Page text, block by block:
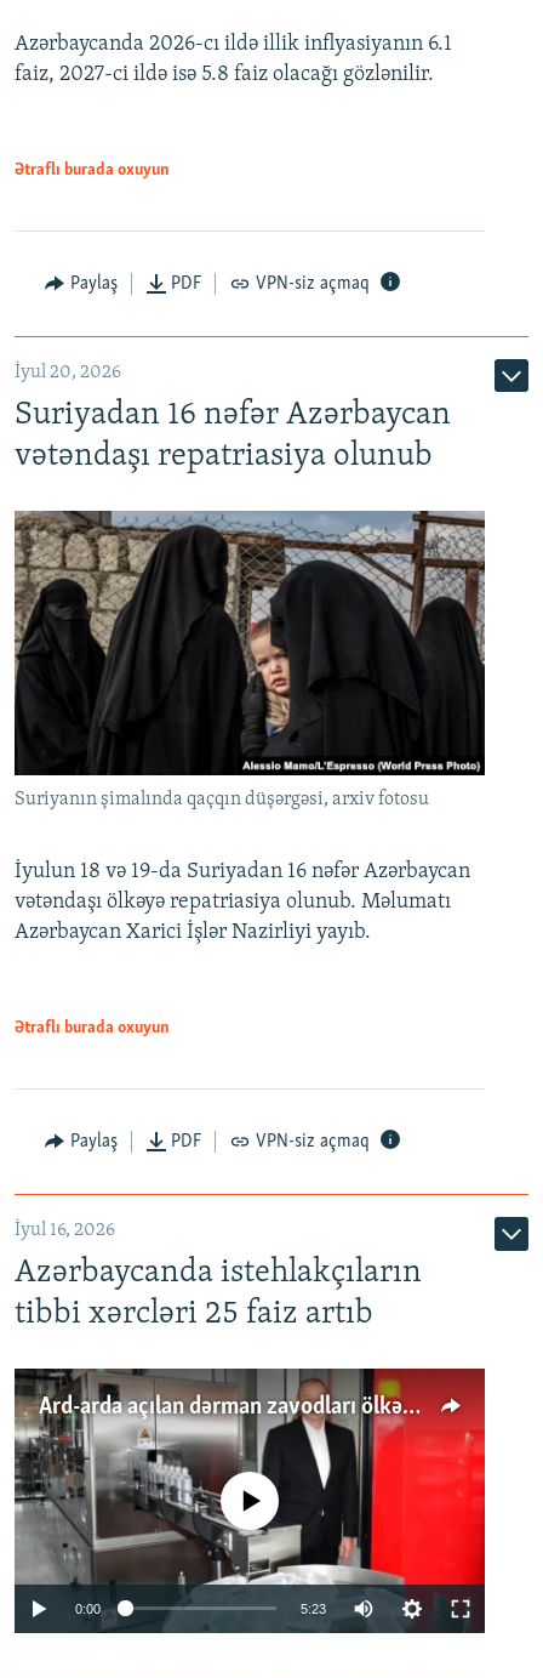
Auto
360p
480p
Azərbaycanda 2026-cı ildə illik inflyasiyanın 6.1
faiz, 2027-ci ildə isə 5.8 faiz olacağı gözlənilir.
Ətraflı burada oxuyun
Paylaş PDF VPN-siz açmaq
İyul 20, 2026
Suriyadan 16 nəfər Azərbaycan
vətəndaşı repatriasiya olunub
Suriyanın şimalında qaçqın düşərgəsi, arxiv fotosu
İyulun 18 və 19-da Suriyadan 16 nəfər Azərbaycan
vətəndaşı ölkəyə repatriasiya olunub. Məlumatı
Azərbaycan Xarici İşlər Nazirliyi yayıb.
Ətraflı burada oxuyun
Paylaş PDF VPN-siz açmaq
İyul 16, 2026
Azərbaycanda istehlakçıların
tibbi xərcləri 25 faiz artıb
Ard-arda açılan dərman zavodları ölkənin tələbatını ödəyirmi?
No media source currently available
0:00 5:23